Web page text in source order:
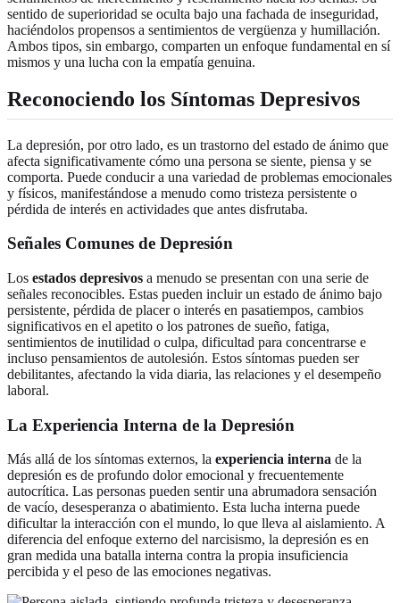
sentido de superioridad se oculta bajo una fachada de inseguridad,
haciéndolos propensos a sentimientos de vergüenza y humillación.
Ambos tipos, sin embargo, comparten un enfoque fundamental en sí
mismos y una lucha con la empatía genuina.
Reconociendo los Síntomas Depresivos
La depresión, por otro lado, es un trastorno del estado de ánimo que
afecta significativamente cómo una persona se siente, piensa y se
comporta. Puede conducir a una variedad de problemas emocionales
y físicos, manifestándose a menudo como tristeza persistente o
pérdida de interés en actividades que antes disfrutaba.
Señales Comunes de Depresión
Los estados depresivos a menudo se presentan con una serie de
señales reconocibles. Estas pueden incluir un estado de ánimo bajo
persistente, pérdida de placer o interés en pasatiempos, cambios
significativos en el apetito o los patrones de sueño, fatiga,
sentimientos de inutilidad o culpa, dificultad para concentrarse e
incluso pensamientos de autolesión. Estos síntomas pueden ser
debilitantes, afectando la vida diaria, las relaciones y el desempeño
laboral.
La Experiencia Interna de la Depresión
Más allá de los síntomas externos, la experiencia interna de la
depresión es de profundo dolor emocional y frecuentemente
autocrítica. Las personas pueden sentir una abrumadora sensación
de vacío, desesperanza o abatimiento. Esta lucha interna puede
dificultar la interacción con el mundo, lo que lleva al aislamiento. A
diferencia del enfoque externo del narcisismo, la depresión es en
gran medida una batalla interna contra la propia insuficiencia
percibida y el peso de las emociones negativas.